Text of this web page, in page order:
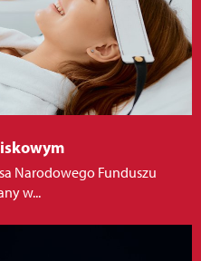
Narodowego Funduszu
w...